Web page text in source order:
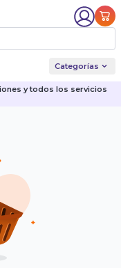
Categorías
y todos los servicios